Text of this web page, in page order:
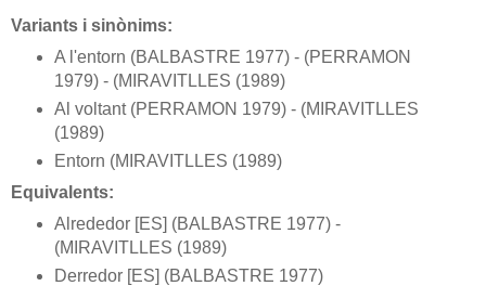
Variants i sinònims:
A l'entorn (BALBASTRE 1977) - (PERRAMON
1979) - (MIRAVITLLES (1989)
Al voltant (PERRAMON 1979) - (MIRAVITLLES
(1989)
Entorn (MIRAVITLLES (1989)
Equivalents:
Alrededor [ES] (BALBASTRE 1977) -
(MIRAVITLLES (1989)
Derredor [ES] (BALBASTRE 1977)